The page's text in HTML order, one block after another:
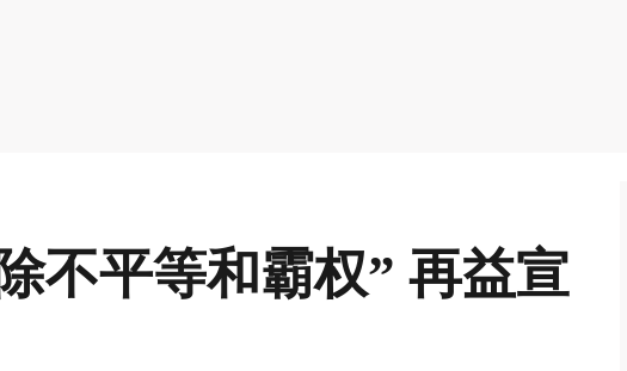
不平等和霸权” 再益宣